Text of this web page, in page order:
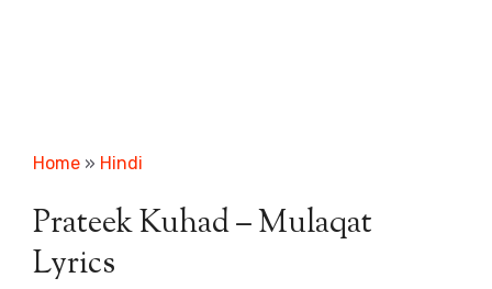
Home » Hindi
Prateek Kuhad – Mulaqat
Lyrics